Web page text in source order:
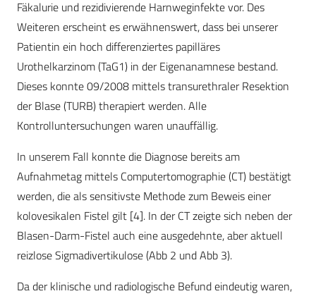
Fäkalurie und rezidivierende Harnweginfekte vor. Des
Weiteren erscheint es erwähnenswert, dass bei unserer
Patientin ein hoch differenziertes papilläres
Urothelkarzinom (TaG1) in der Eigenanamnese bestand.
Dieses konnte 09/2008 mittels transurethraler Resektion
der Blase (TURB) therapiert werden. Alle
Kontrolluntersuchungen waren unauffällig.
In unserem Fall konnte die Diagnose bereits am
Aufnahmetag mittels Computertomographie (CT) bestätigt
werden, die als sensitivste Methode zum Beweis einer
kolovesikalen Fistel gilt [4]. In der CT zeigte sich neben der
Blasen-Darm-Fistel auch eine ausgedehnte, aber aktuell
reizlose Sigmadivertikulose (Abb 2 und Abb 3).
Da der klinische und radiologische Befund eindeutig waren,